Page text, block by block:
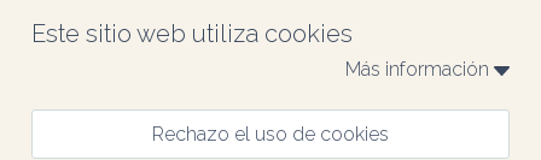
Este sitio web utiliza cookies
Más información
Rechazo el uso de cookies